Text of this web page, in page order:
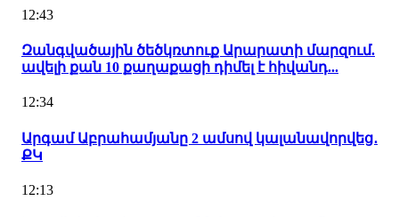
12:43
Զանգվածային ծեծկռտուք Արարատի մարզում.
ավելի քան 10 քաղաքացի դիմել է հիվանդ...
12:34
Արգամ Աբրահամյանը 2 ամսով կալանավորվեց․
ՔԿ
12:13